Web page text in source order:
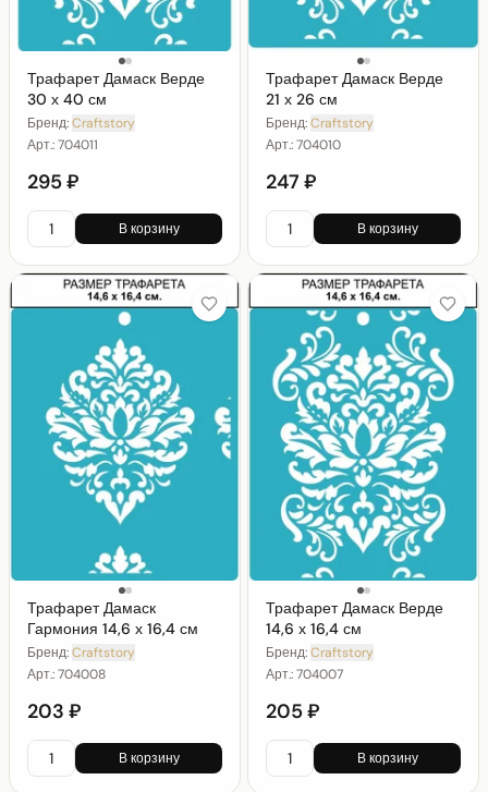
Трафарет Дамаск Верде
30 х 40 см
Бренд:Craftstory
Арт.:704011
295 ₽
В корзину
Трафарет Дамаск Верде
21 х 26 см
Бренд:Craftstory
Арт.:704010
247 ₽
В корзину
Трафарет Дамаск
Гармония 14,6 х 16,4 см
Бренд:Craftstory
Арт.:704008
203 ₽
В корзину
Трафарет Дамаск Верде
14,6 х 16,4 см
Бренд:Craftstory
Арт.:704007
205 ₽
В корзину